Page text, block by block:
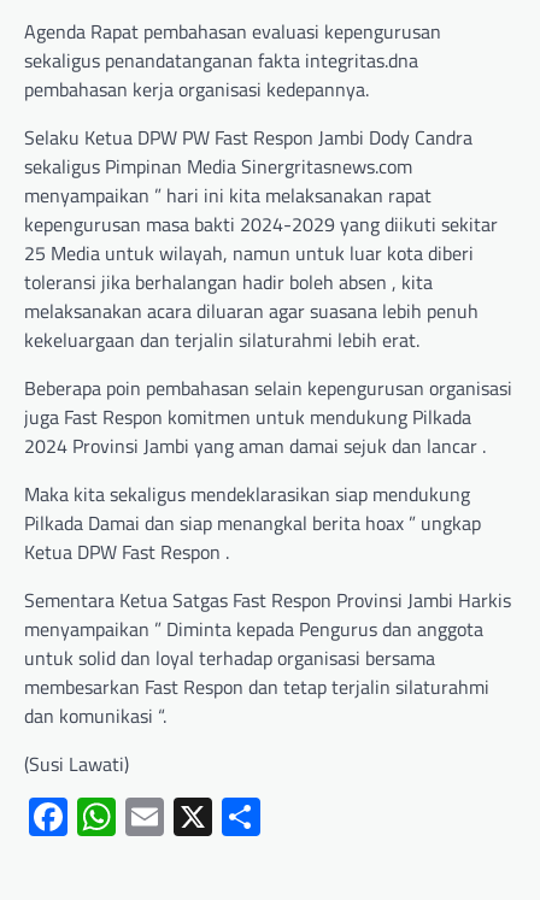
Agenda Rapat pembahasan evaluasi kepengurusan
sekaligus penandatanganan fakta integritas.dna
pembahasan kerja organisasi kedepannya.
Selaku Ketua DPW PW Fast Respon Jambi Dody Candra
sekaligus Pimpinan Media Sinergritasnews.com
menyampaikan ” hari ini kita melaksanakan rapat
kepengurusan masa bakti 2024-2029 yang diikuti sekitar
25 Media untuk wilayah, namun untuk luar kota diberi
toleransi jika berhalangan hadir boleh absen , kita
melaksanakan acara diluaran agar suasana lebih penuh
kekeluargaan dan terjalin silaturahmi lebih erat.
Beberapa poin pembahasan selain kepengurusan organisasi
juga Fast Respon komitmen untuk mendukung Pilkada
2024 Provinsi Jambi yang aman damai sejuk dan lancar .
Maka kita sekaligus mendeklarasikan siap mendukung
Pilkada Damai dan siap menangkal berita hoax ” ungkap
Ketua DPW Fast Respon .
Sementara Ketua Satgas Fast Respon Provinsi Jambi Harkis
menyampaikan ” Diminta kepada Pengurus dan anggota
untuk solid dan loyal terhadap organisasi bersama
membesarkan Fast Respon dan tetap terjalin silaturahmi
dan komunikasi “.
(Susi Lawati)
Facebook
WhatsApp
Email
X